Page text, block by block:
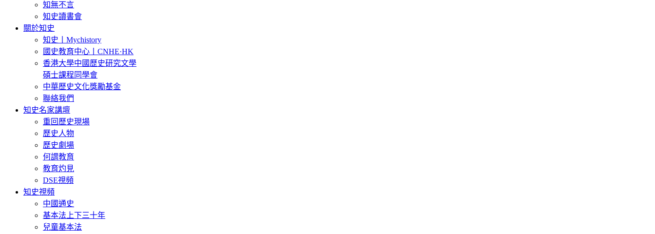
知無不言
知史讀書會
關於知史
知史丨Mychistory
國史教育中心丨CNHE·HK
香港大學中國歷史研究文學
碩士課程同學會
中華歷史文化獎勵基金
聯絡我們
知史名家講壇
重回歷史現場
歷史人物
歷史劇場
何謂教育
教育灼見
DSE視頻
知史視頻
中國通史
基本法上下三十年
兒童基本法